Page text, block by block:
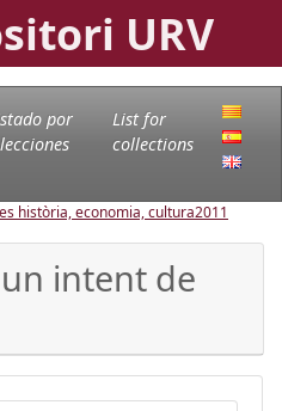
URV
por
List for
collections
història, economia, cultura2011
intent de